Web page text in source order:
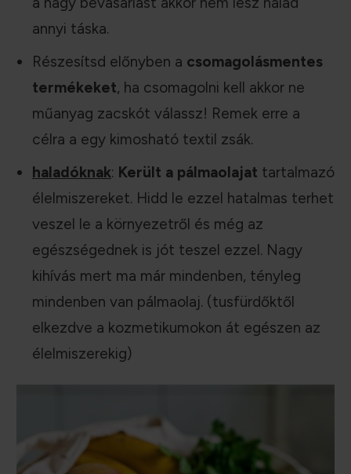
annyi táska.
Részesítsd előnyben a csomagolásmentes
termékeket, ha csomagolni kell akkor ne
műanyag zacskót válassz! Remek erre a
célra a egy kimosható textil zsák.
haladóknak: Került a pálmaolajat tartalmazó
élelmiszereket. Hidd le ezzel hatalmas terhet
veszel le a környezetről és még az
egészségednek is jót teszel ezzel. Nagy
kihívás mert ma már mindenben, tényleg
mindenben van pálmaolaj. (tusfürdőktől
elkezdve a kozmetikumokon át egészen az
élelmiszerekig)